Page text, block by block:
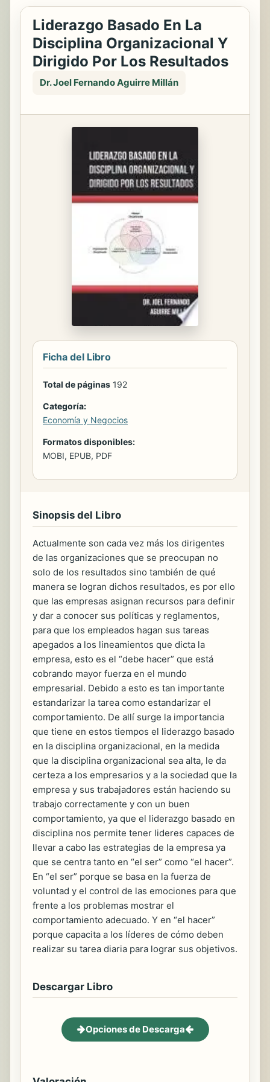
Liderazgo Basado En La
Disciplina Organizacional Y
Dirigido Por Los Resultados
Dr. Joel Fernando Aguirre Millán
Ficha del Libro
Total de páginas 192
Categoría:
Economía y Negocios
Formatos disponibles:
MOBI, EPUB, PDF
Sinopsis del Libro
Actualmente son cada vez más los dirigentes
de las organizaciones que se preocupan no
solo de los resultados sino también de qué
manera se logran dichos resultados, es por ello
que las empresas asignan recursos para definir
y dar a conocer sus políticas y reglamentos,
para que los empleados hagan sus tareas
apegados a los lineamientos que dicta la
empresa, esto es el “debe hacer” que está
cobrando mayor fuerza en el mundo
empresarial. Debido a esto es tan importante
estandarizar la tarea como estandarizar el
comportamiento. De allí surge la importancia
que tiene en estos tiempos el liderazgo basado
en la disciplina organizacional, en la medida
que la disciplina organizacional sea alta, le da
certeza a los empresarios y a la sociedad que la
empresa y sus trabajadores están haciendo su
trabajo correctamente y con un buen
comportamiento, ya que el liderazgo basado en
disciplina nos permite tener lideres capaces de
llevar a cabo las estrategias de la empresa ya
que se centra tanto en “el ser” como “el hacer”.
En “el ser” porque se basa en la fuerza de
voluntad y el control de las emociones para que
frente a los problemas mostrar el
comportamiento adecuado. Y en “el hacer”
porque capacita a los líderes de cómo deben
realizar su tarea diaria para lograr sus objetivos.
Descargar Libro
Opciones de Descarga